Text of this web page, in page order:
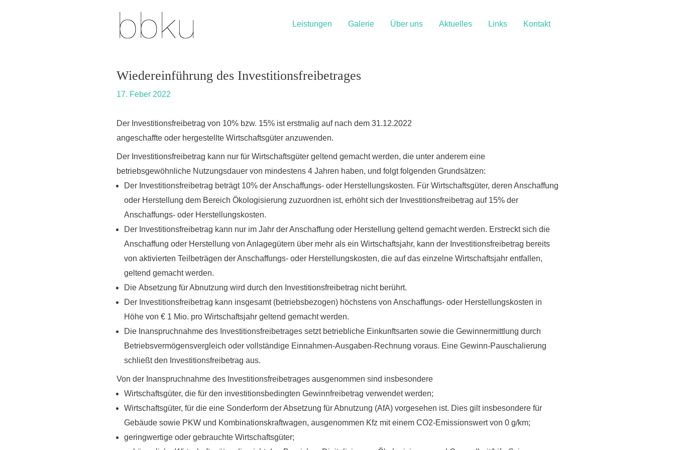
Leistungen Galerie Über uns Aktuelles Links Kontakt
Wiedereinführung des Investitionsfreibetrages
17. Feber 2022
Der Investitionsfreibetrag von 10% bzw. 15% ist erstmalig auf nach dem 31.12.2022
angeschaffte oder hergestellte Wirtschaftsgüter anzuwenden.
Der Investitionsfreibetrag kann nur für Wirtschaftsgüter geltend gemacht werden, die unter anderem eine
betriebsgewöhnliche Nutzungsdauer von mindestens 4 Jahren haben, und folgt folgenden Grundsätzen:
Der Investitionsfreibetrag beträgt 10% der Anschaffungs- oder Herstellungskosten. Für Wirtschaftsgüter, deren Anschaffung
oder Herstellung dem Bereich Ökologisierung zuzuordnen ist, erhöht sich der Investitionsfreibetrag auf 15% der
Anschaffungs- oder Herstellungskosten.
Der Investitionsfreibetrag kann nur im Jahr der Anschaffung oder Herstellung geltend gemacht werden. Erstreckt sich die
Anschaffung oder Herstellung von Anlagegütern über mehr als ein Wirtschaftsjahr, kann der Investitionsfreibetrag bereits
von aktivierten Teilbeträgen der Anschaffungs- oder Herstellungskosten, die auf das einzelne Wirtschaftsjahr entfallen,
geltend gemacht werden.
Die Absetzung für Abnutzung wird durch den Investitionsfreibetrag nicht berührt.
Der Investitionsfreibetrag kann insgesamt (betriebsbezogen) höchstens von Anschaffungs- oder Herstellungskosten in
Höhe von € 1 Mio. pro Wirtschaftsjahr geltend gemacht werden.
Die Inanspruchnahme des Investitionsfreibetrages setzt betriebliche Einkunftsarten sowie die Gewinnermittlung durch
Betriebsvermögensvergleich oder vollständige Einnahmen-Ausgaben-Rechnung voraus. Eine Gewinn-Pauschalierung
schließt den Investitionsfreibetrag aus.
Von der Inanspruchnahme des Investitionsfreibetrages ausgenommen sind insbesondere
Wirtschaftsgüter, die für den investitionsbedingten Gewinnfreibetrag verwendet werden;
Wirtschaftsgüter, für die eine Sonderform der Absetzung für Abnutzung (AfA) vorgesehen ist. Dies gilt insbesondere für
Gebäude sowie PKW und Kombinationskraftwagen, ausgenommen Kfz mit einem CO2-Emissionswert von 0 g/km;
geringwertige oder gebrauchte Wirtschaftsgüter;
navigation